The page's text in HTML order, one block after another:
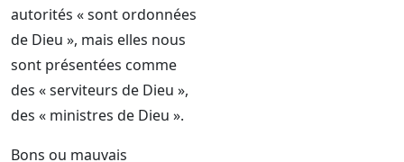
autorités « sont ordonnées
de Dieu », mais elles nous
sont présentées comme
des « serviteurs de Dieu »,
des « ministres de Dieu ».
Bons ou mauvais